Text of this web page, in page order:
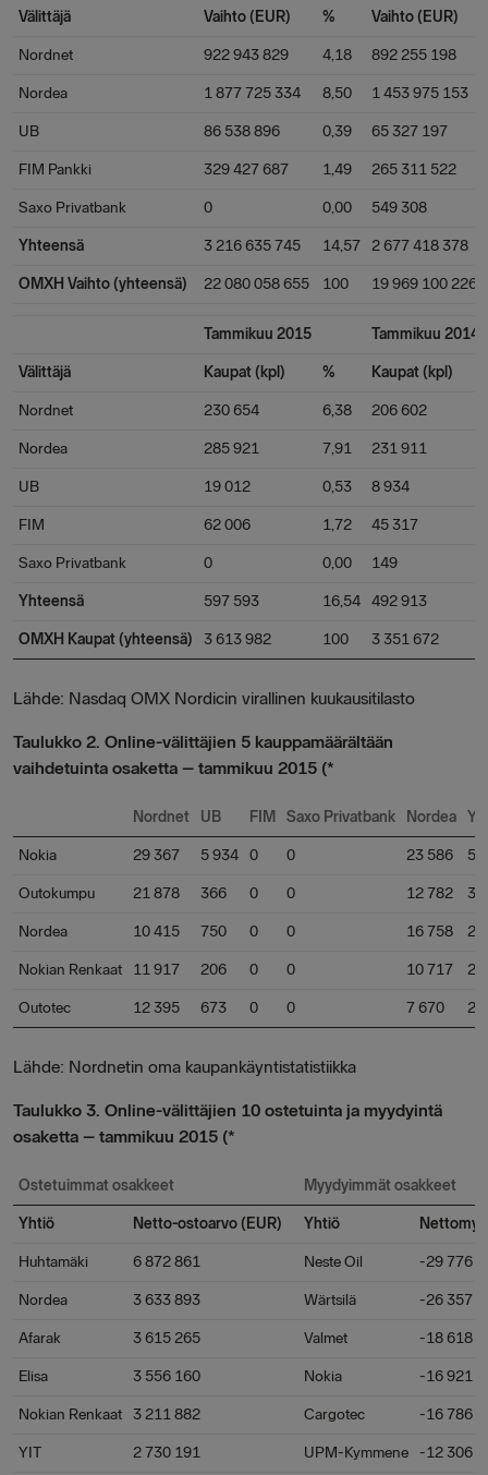
Välittäjä Vaihto (EUR) % Vaihto (EUR)
Nordnet 922 943 829 4,18 892 255 198
Nordea 1 877 725 334 8,50 1 453 975 153
UB 86 538 896 0,39 65 327 197
FIM Pankki 329 427 687 1,49 265 311 522
Saxo Privatbank 0 0,00 549 308
Yhteensä 3 216 635 745 14,57 2 677 418 378
OMXH Vaihto (yhteensä) 22 080 058 655 100 19 969 100 226
Tammikuu 2015 Tammikuu 2014
Välittäjä Kaupat (kpl) % Kaupat (kpl)
Nordnet 230 654 6,38 206 602
Nordea 285 921 7,91 231 911
UB 19 012 0,53 8 934
FIM 62 006 1,72 45 317
Saxo Privatbank 0 0,00 149
Yhteensä 597 593 16,54 492 913
OMXH Kaupat (yhteensä) 3 613 982 100 3 351 672
Lähde: Nasdaq OMX Nordicin virallinen kuukausitilasto
Taulukko 2. Online-välittäjien 5 kauppamäärältään
vaihdetuinta osaketta – tammikuu 2015 (*
Nordnet UB FIM Saxo Privatbank Nordea
Nokia 29 367 5 934 0 0 23 586
Outokumpu 21 878 366 0 0 12 782 35
Nordea 10 415 750 0 0 16 758 27
Nokian Renkaat 11 917 206 0 0 10 717 22
Outotec 12 395 673 0 0 7 670 20
Lähde: Nordnetin oma kaupankäyntistatistiikka
Taulukko 3. Online-välittäjien 10 ostetuinta ja myydyintä
osaketta – tammikuu 2015 (*
Ostetuimmat osakkeet Myydyimmät osakkeet
Yhtiö Netto-ostoarvo (EUR) Yhtiö
Huhtamäki 6 872 861 Neste Oil -29 776
Nordea 3 633 893 Wärtsilä -26 357
Afarak 3 615 265 Valmet -18 618
Elisa 3 556 160 Nokia -16 921
Nokian Renkaat 3 211 882 Cargotec -16 786
YIT 2 730 191 UPM-Kymmene -12 306